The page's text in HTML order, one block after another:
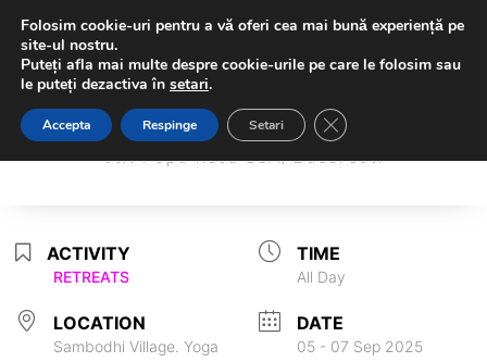
Sambodhi Studio
str. Popa Rusu 16A, Bucuresti
Sambodhi Studio
ACTIVITY
RETREATS
TIME
All Day
LOCATION
Sambodhi Village. Yoga
DATE
05 - 07 Sep 2025
Folosim cookie-uri pentru a vă oferi cea mai bună experiență pe
site-ul nostru.
Puteți afla mai multe despre cookie-urile pe care le folosim sau
le puteți dezactiva în setari.
Accepta Respinge Setari Close GDPR Cookie